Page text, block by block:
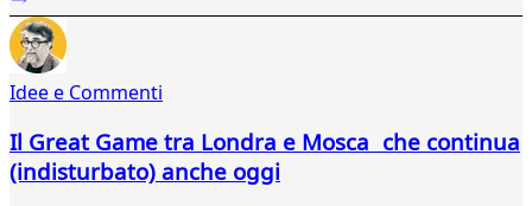
Idee e Commenti
Il Great Game tra Londra e Mosca che continua
(indisturbato) anche oggi